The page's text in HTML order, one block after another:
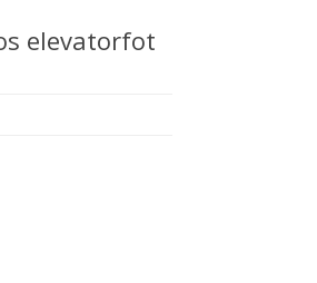
elevatorfot